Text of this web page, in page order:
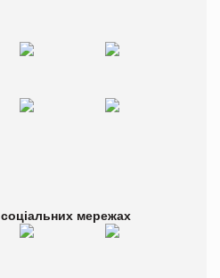
соціальних мережах